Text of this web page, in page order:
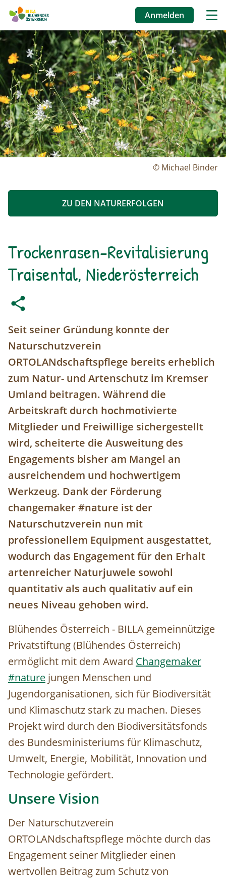
Direkt
zum
Inhalt
Benutzermenü
Anmelden
Image
© Michael Binder
ZU DEN NATURERFOLGEN
Trockenrasen-Revitalisierung
Traisental, Niederösterreich
Seit seiner Gründung konnte der
Naturschutzverein
ORTOLANdschaftspflege bereits erheblich
zum Natur- und Artenschutz im Kremser
Umland beitragen. Während die
Arbeitskraft durch hochmotivierte
Mitglieder und Freiwillige sichergestellt
wird, scheiterte die Ausweitung des
Engagements bisher am Mangel an
ausreichendem und hochwertigem
Werkzeug. Dank der Förderung
changemaker #nature ist der
Naturschutzverein nun mit
professionellem Equipment ausgestattet,
wodurch das Engagement für den Erhalt
artenreicher Naturjuwele sowohl
quantitativ als auch qualitativ auf ein
neues Niveau gehoben wird.
Blühendes Österreich - BILLA gemeinnützige
Privatstiftung (Blühendes Österreich)
ermöglicht mit dem Award Changemaker
#nature jungen Menschen und
Jugendorganisationen, sich für Biodiversität
und Klimaschutz stark zu machen. Dieses
Projekt wird durch den Biodiversitätsfonds
des Bundesministeriums für Klimaschutz,
Umwelt, Energie, Mobilität, Innovation und
Technologie gefördert.
Unsere Vision
Der Naturschutzverein
ORTOLANdschaftspflege möchte durch das
Engagement seiner Mitglieder einen
wertvollen Beitrag zum Schutz von